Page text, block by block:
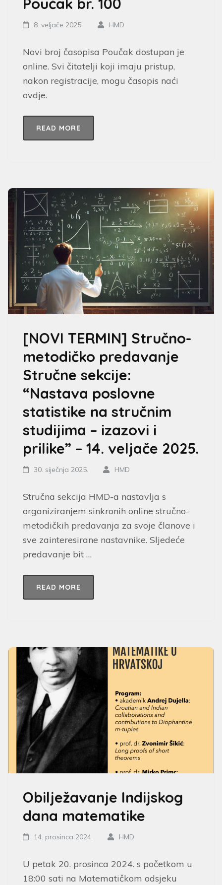
8. veljače 2025. HMD
Novi broj časopisa Poučak dostupan je
online. Svi čitatelji koji imaju pristup,
nakon registracije, mogu časopis naći
ovdje.
READ MORE
[NOVI TERMIN] Stručno-
metodičko predavanje
Stručne sekcije:
“Nastava poslovne
statistike na stručnim
studijima – izazovi i
prilike” – 14. veljače 2025.
30. siječnja 2025. HMD
Stručna sekcija HMD-a nastavlja s
organiziranjem sinkronih online stručno-
metodičkih predavanja za svoje članove i
sve zainteresirane nastavnike. Sljedeće
predavanje bit …
READ MORE
Obilježavanje Indijskog
dana matematike
14. prosinca 2024. HMD
U petak 20. prosinca 2024. s početkom u
18:00 sati na Matematičkom odsjeku